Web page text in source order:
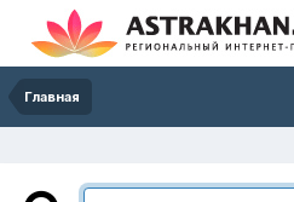
Главная